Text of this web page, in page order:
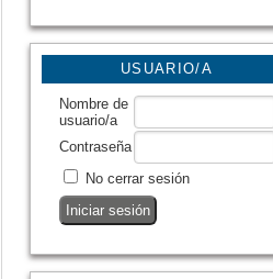
USUARIO/A
Nombre de
usuario/a
Contraseña
No cerrar sesión